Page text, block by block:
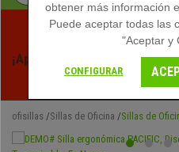
¡Aprovecha las Rebajas de
Exclusivos por
ofisillas Sillas de Oficina Sillas de
obtener más información
Puede aceptar todas las
"Aceptar y
CONFIGURAR